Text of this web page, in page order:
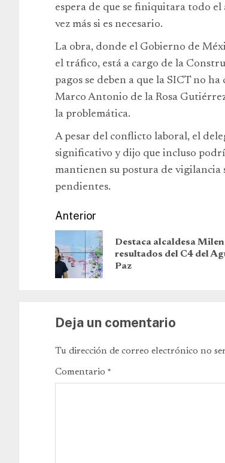
espera de que se finiquitara todo
vez más si es necesario.
La obra, donde el Gobierno de
el tráfico, está a cargo de la
pagos se deben a que la SICT no
Marco Antonio de la Rosa
la problemática.
A pesar del conflicto laboral, el
significativo y dijo que incluso
mantienen su postura de
pendientes.
Anterior
Destaca alcaldesa
resultados del C4 del
Paz
Deja un comentario
Tu dirección de correo electrónico no
Comentario *